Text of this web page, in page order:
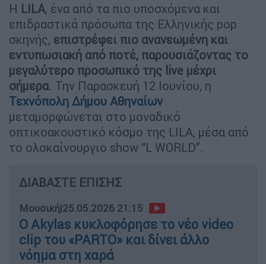
Η LILA, ένα από τα πιο υποσχόμενα και
επιδραστικά πρόσωπα της Ελληνικής pop
σκηνής, επιστρέφει πιο ανανεωμένη και
εντυπωσιακή από ποτέ, παρουσιάζοντας το
μεγαλύτερο προσωπικό της live μέχρι
σήμερα. Την Παρασκευή 12 Ιουνίου, η
Τεχνόπολη Δήμου Αθηναίων
μεταμορφώνεται στο μοναδικό
οπτικοακουστικό κόσμο της LILA, μέσα από
το ολοκαίνουργιο show “L WORLD”.
ΔΙΑΒΑΣΤΕ ΕΠΙΣΗΣ
Μουσική|25.05.2026 21:15
Ο Akylas κυκλοφόρησε το νέο video
clip του «PARTO» και δίνει άλλο
νόημα στη χαρά